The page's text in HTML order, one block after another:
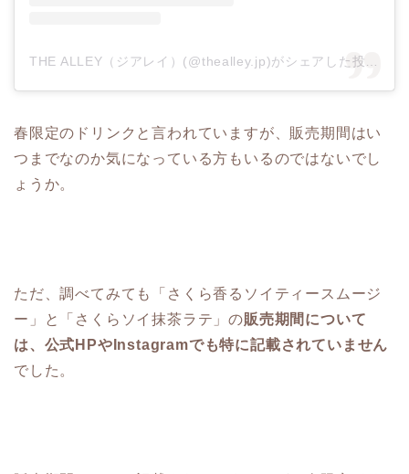
春限定のドリンクと言われていますが、販売期間はい
つまでなのか気になっている方もいるのではないでし
ょうか。
ただ、調べてみても「さくら香るソイティースムージ
ー」と「さくらソイ抹茶ラテ」の販売期間について
は、公式HPやInstagramでも特に記載されていません
でした。